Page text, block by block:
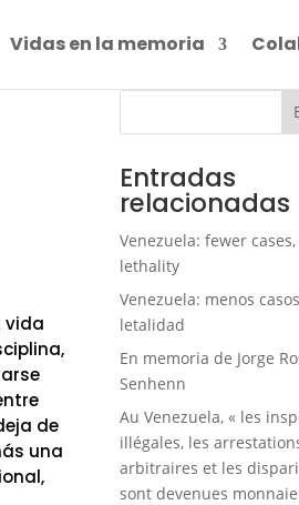
Vidas en la memoria
vida
de
una
Entradas
relacionadas
Venezuela: fewer
lethality
Venezuela: menos
letalidad
En memoria de Jorge
Senhenn
Au Venezuela, « les
illégales, les
arbitraires et les
sont devenues monnaie